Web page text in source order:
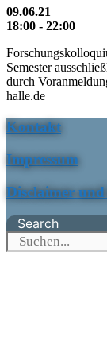
09.06.21
18:00 - 22:00
Semester
durch
halle.de
Kontakt
Impressum
Disclaimer
Search